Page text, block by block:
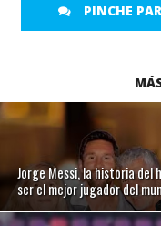
PINCHE
Jorge Messi, la historia del
ser el mejor jugador del